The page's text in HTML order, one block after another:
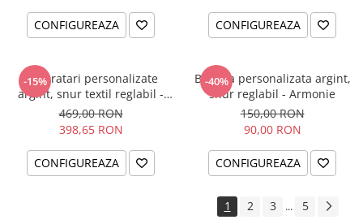
CONFIGUREAZA CONFIGUREAZA
-15%
Set bratari personalizate
argint, snur textil reglabil -
Family
469,00 RON
398,65 RON
CONFIGUREAZA
-40%
Bratara personalizata argint,
snur reglabil - Armonie
150,00 RON
90,00 RON
CONFIGUREAZA
1 2 3 ... 5